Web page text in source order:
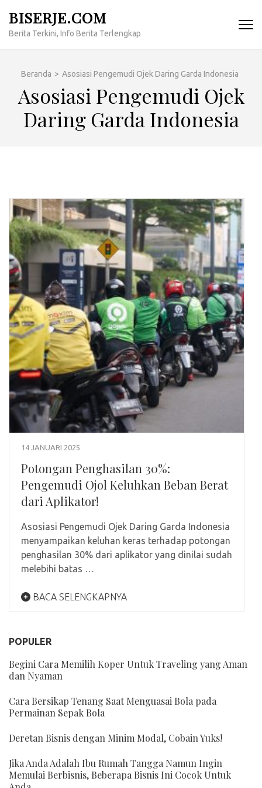
konten
BISERJE.COM
Berita Terkini, Info Berita Terlengkap
Beranda > Asosiasi Pengemudi Ojek Daring Garda Indonesia
Asosiasi Pengemudi Ojek
Daring Garda Indonesia
14 JANUARI 2025
Potongan Penghasilan 30%:
Pengemudi Ojol Keluhkan Beban Berat
dari Aplikator!
Asosiasi Pengemudi Ojek Daring Garda Indonesia
menyampaikan keluhan keras terhadap potongan
penghasilan 30% dari aplikator yang dinilai sudah
melebihi batas …
BACA SELENGKAPNYA
POPULER
Begini Cara Memilih Koper Untuk Traveling yang Aman
dan Nyaman
Cara Bersikap Tenang Saat Menguasai Bola pada
Permainan Sepak Bola
Deretan Bisnis dengan Minim Modal, Cobain Yuks!
Jika Anda Adalah Ibu Rumah Tangga Namun Ingin
Memulai Berbisnis, Beberapa Bisnis Ini Cocok Untuk